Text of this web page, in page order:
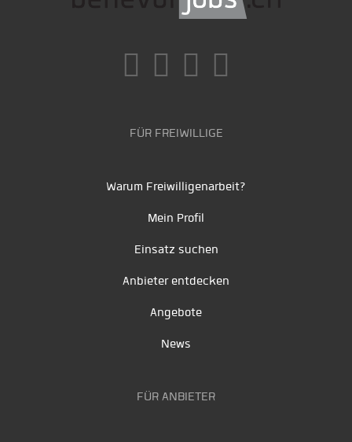
FÜR FREIWILLIGE
Warum Freiwilligenarbeit?
Mein Profil
Einsatz suchen
Anbieter entdecken
Angebote
News
FÜR ANBIETER